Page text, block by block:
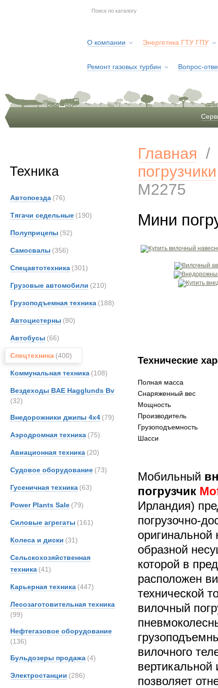
О компании Энергетика ГТУ ГПУ
Ремонт газовых турбин Вопрос-
Техника
Автопоезда (76)
Тягачи седельные (190)
Полуприцепы (92)
Самосвалы (356)
Спецавтотехника (301)
Грузовые автомобили (210)
Грузоподъемная техника (188)
Автоцистерны (80)
Автобусы (66)
Спецтехника (400)
Коммунальная техника (108)
Вездеходы BAE Hagglunds Bv
(32)
Внедорожники джипы 4х4 (79)
Аэродромная техника (75)
Авиационная техника (20)
Судовое оборудование (73)
Гусеничная техника (63)
Power Plants Sale (79)
Силовые агрегаты (161)
Колеса и диски (31)
Сельскохозяйственная
техника (41)
Карьерная техника (447)
Лесозаготовительная техника
(99)
Нефтегазовое оборудование
(136)
Бульдозеры продажа (4)
Электростанции (286)
Главная
погрузчики
M2275
Мини
Технические
Полная масса
Снаряженный вес
Мощность
Производитель
Грузоподъемность
Шасси
Мобильный
погрузчик
Ирландия)
погрузочно-
образной
которой в
расположен
технической
вилочный
вилочного
вертикальной
позволяет